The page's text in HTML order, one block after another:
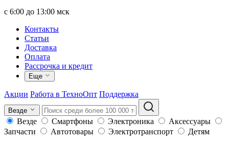
c 6:00 до 13:00 мск
Контакты
Статьи
Доставка
Оплата
Рассрочка и кредит
Еще
Акции Работа в ТехноОпт Поддержка
Везде
Везде Смартфоны Электроника
Аксессуары
Запчасти
Автотовары Электротранспорт Детям